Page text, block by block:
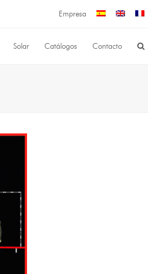
Empresa
Solar Catálogos Contacto